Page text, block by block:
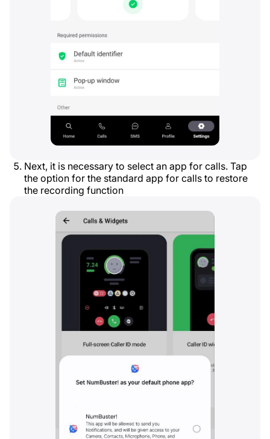
Next, it is necessary to select an app for calls. Tap
the option for the standard app for calls to restore
the recording function